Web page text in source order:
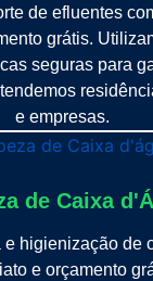
de efluentes
grátis.
seguras para
e empresas.
de Caixa
higienização de
e orçamento